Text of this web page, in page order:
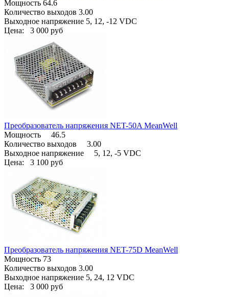
Мощность 64.6
Количество выходов 3.00
Выходное напряжение 5, 12, -12 VDC
Цена: 3 000 руб
Преобразователь напряжения NET-50A MeanWell
Мощность 46.5
Количество выходов 3.00
Выходное напряжение 5, 12, -5 VDC
Цена: 3 100 руб
Преобразователь напряжения NET-75D MeanWell
Мощность 73
Количество выходов 3.00
Выходное напряжение 5, 24, 12 VDC
Цена: 3 000 руб